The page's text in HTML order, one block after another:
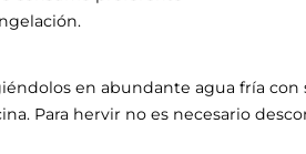
en abundante agua fría con
Para hervir no es necesario